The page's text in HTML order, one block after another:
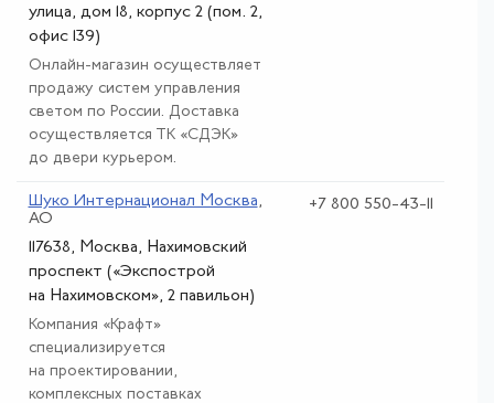
улица, дом 18, корпус 2 (пом. 2,
офис 139)
Онлайн-магазин осуществляет
продажу систем управления
светом по России. Доставка
осуществляется ТК «СДЭК»
до двери курьером.
Шуко Интернационал Москва,
АО
117638, Москва, Нахимовский
проспект («Экспострой
на Нахимовском», 2 павильон)
Компания «Крафт»
специализируется
на проектировании,
комплексных поставках
+7 800 550-43-11